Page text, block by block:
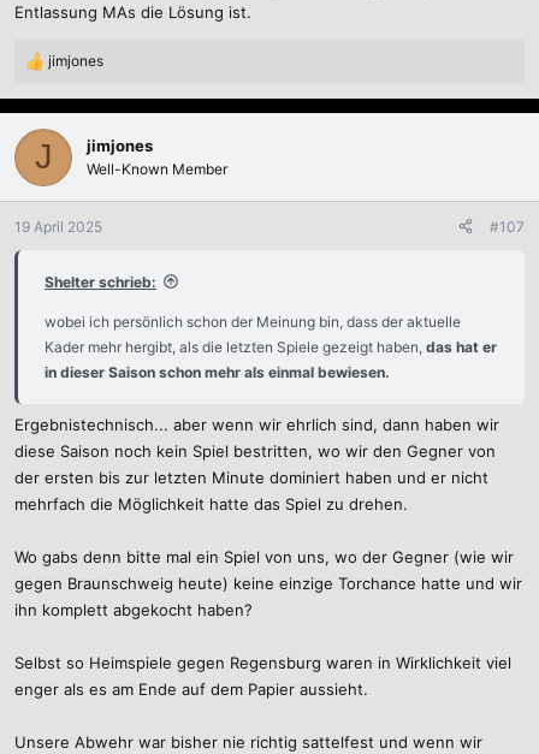
Entlassung MAs die Lösung ist.
R
a
k
i
o
n
jimjones
J jimjones
Well-Known Member
19 April 2025 #107
Shelter schrieb:
wobei ich persönlich schon der Meinung bin, dass der aktuelle
Kader mehr hergibt, als die letzten Spiele gezeigt haben, das hat er
in dieser Saison schon mehr als einmal bewiesen.
Ergebnistechnisch... aber wenn wir ehrlich sind, dann haben wir
diese Saison noch kein Spiel bestritten, wo wir den Gegner von
der ersten bis zur letzten Minute dominiert haben und er nicht
mehrfach die Möglichkeit hatte das Spiel zu drehen.
Wo gabs denn bitte mal ein Spiel von uns, wo der Gegner (wie wir
gegen Braunschweig heute) keine einzige Torchance hatte und wir
ihn komplett abgekocht haben?
Selbst so Heimspiele gegen Regensburg waren in Wirklichkeit viel
enger als es am Ende auf dem Papier aussieht.
Unsere Abwehr war bisher nie richtig sattelfest und wenn wir